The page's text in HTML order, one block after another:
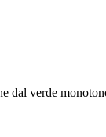
dal verde